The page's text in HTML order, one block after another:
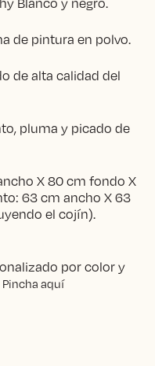
de pintura en polvo.
de alta calidad del
pluma y picado de
X 80 cm fondo X
63 cm ancho X 63
el cojín).
por color y
Pincha aquí